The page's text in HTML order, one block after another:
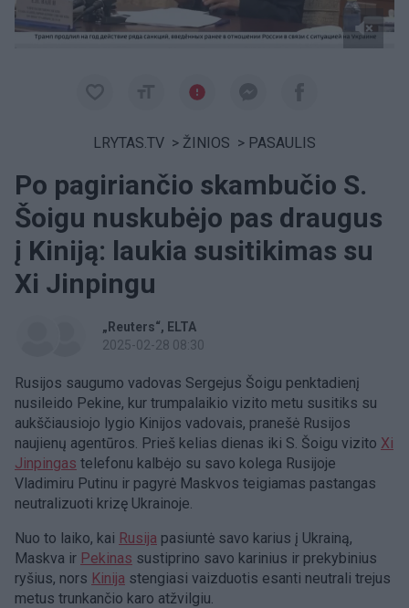
LRYTAS.TV > ŽINIOS > PASAULIS
Po pagiriančio skambučio S.
Šoigu nuskubėjo pas draugus
į Kiniją: laukia susitikimas su
Xi Jinpingu
„Reuters“
ELTA
2025-02-28 08:30
Rusijos saugumo vadovas Sergejus Šoigu penktadienį
nusileido Pekine, kur trumpalaikio vizito metu susitiks su
aukščiausiojo lygio Kinijos vadovais, pranešė Rusijos
naujienų agentūros. Prieš kelias dienas iki S. Šoigu vizito Xi
Jinpingas telefonu kalbėjo su savo kolega Rusijoje
Vladimiru Putinu ir pagyrė Maskvos teigiamas pastangas
neutralizuoti krizę Ukrainoje.
Nuo to laiko, kai Rusija pasiuntė savo karius į Ukrainą,
Maskva ir Pekinas sustiprino savo karinius ir prekybinius
ryšius, nors Kinija stengiasi vaizduotis esanti neutrali trejus
metus trunkančio karo atžvilgiu.